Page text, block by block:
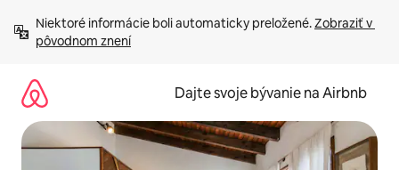
obsah.
Niektoré informácie boli automaticky preložené. Zobraziť v
pôvodnom znení
Dajte svoje bývanie na Airbnb